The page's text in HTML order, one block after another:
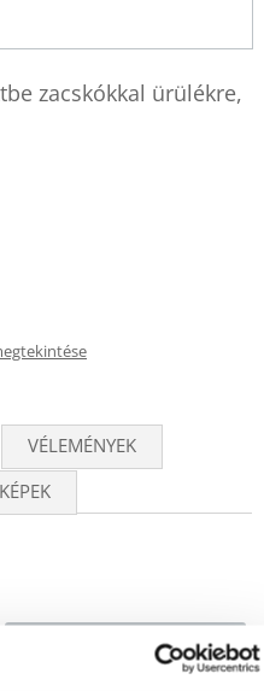
zacskókkal ürülékre,
VÉLEMÉNYEK
KÉRDEZZ TŐLÜNK!